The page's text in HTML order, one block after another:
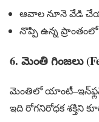
ఆవాల నూనె వేడి
నొప్పి ఉన్న
6. మెంతి గింజలు
మెంతిలో
ఇది రోగనిరోధక శక్తిని